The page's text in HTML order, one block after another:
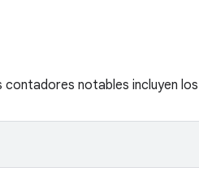
contadores notables incluyen